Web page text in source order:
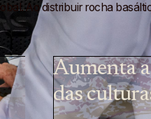
Ao distribuir rocha
Aumenta
das